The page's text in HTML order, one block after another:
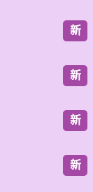
新
新
新
新